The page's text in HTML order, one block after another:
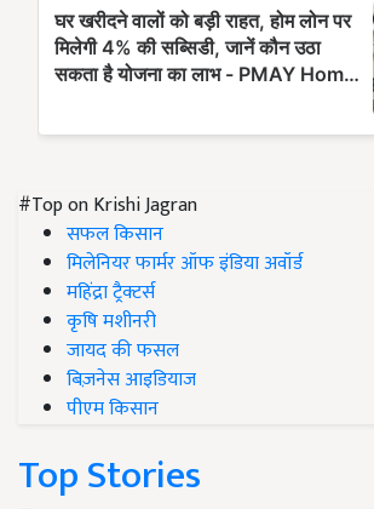
#Top on Krishi Jagran
सफल किसान
मिलेनियर फार्मर ऑफ इंडिया अवॉर्ड
महिंद्रा ट्रैक्टर्स
कृषि मशीनरी
जायद की फसल
बिज़नेस आइडियाज
पीएम किसान
Top Stories